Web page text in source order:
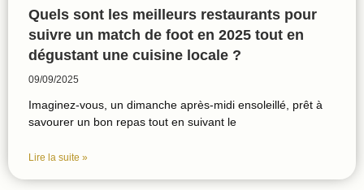
Quels sont les meilleurs restaurants pour
suivre un match de foot en 2025 tout en
dégustant une cuisine locale ?
09/09/2025
Imaginez-vous, un dimanche après-midi ensoleillé, prêt à
savourer un bon repas tout en suivant le
Lire la suite »